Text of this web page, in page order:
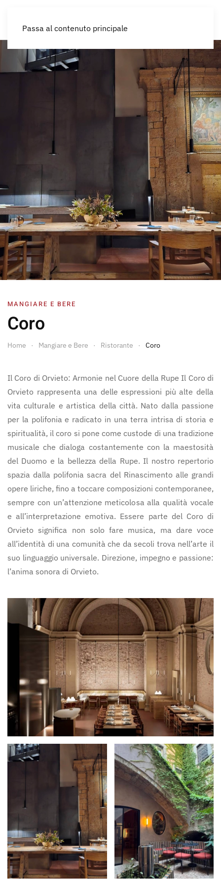
Passa al contenuto principale
MANGIARE E BERE
Coro
Home Mangiare e Bere Ristorante Coro
Il Coro di Orvieto: Armonie nel Cuore della Rupe Il Coro di
Orvieto rappresenta una delle espressioni più alte della
vita culturale e artistica della città. Nato dalla passione
per la polifonia e radicato in una terra intrisa di storia e
spiritualità, il coro si pone come custode di una tradizione
musicale che dialoga costantemente con la maestosità
del Duomo e la bellezza della Rupe. Il nostro repertorio
spazia dalla polifonia sacra del Rinascimento alle grandi
opere liriche, fino a toccare composizioni contemporanee,
sempre con un’attenzione meticolosa alla qualità vocale
e all’interpretazione emotiva. Essere parte del Coro di
Orvieto significa non solo fare musica, ma dare voce
all’identità di una comunità che da secoli trova nell’arte il
suo linguaggio universale. Direzione, impegno e passione:
l’anima sonora di Orvieto.